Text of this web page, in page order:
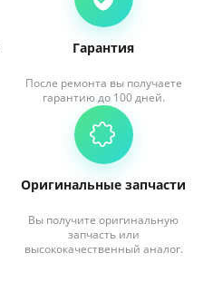
Гарантия
После ремонта вы получаете
гарантию до 100 дней.
Оригинальные запчасти
Вы получите оригинальную
запчасть или
высококачественный аналог.